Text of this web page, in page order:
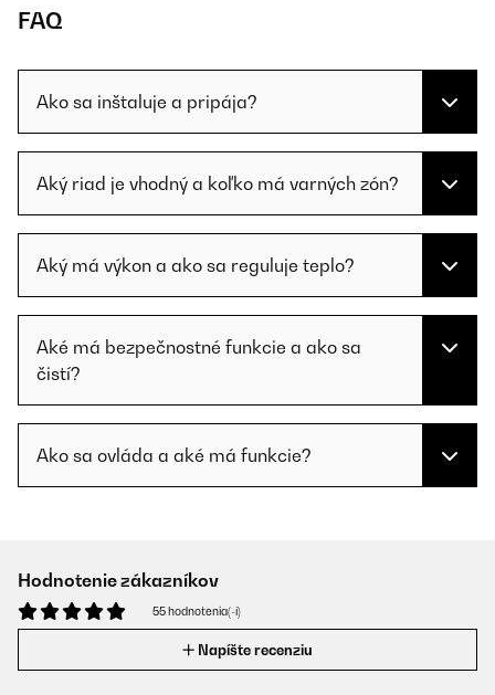
FAQ
Ako sa inštaluje a pripája?
Aký riad je vhodný a koľko má varných zón?
Aký má výkon a ako sa reguluje teplo?
Aké má bezpečnostné funkcie a ako sa
čistí?
Ako sa ovláda a aké má funkcie?
Hodnotenie zákazníkov
55 hodnotenia(-í)
Napíšte recenziu